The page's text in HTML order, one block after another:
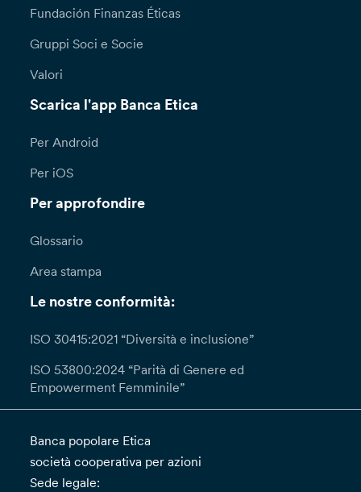
Fundación Finanzas Éticas
Gruppi Soci e Socie
Valori
Scarica l'app Banca Etica
Per Android
Per iOS
Per approfondire
Glossario
Area stampa
Le nostre conformità:
ISO 30415:2021 “Diversità e inclusione”
ISO 53800:2024 “Parità di Genere ed
Empowerment Femminile”
Banca popolare Etica
società cooperativa per azioni
Sede legale: